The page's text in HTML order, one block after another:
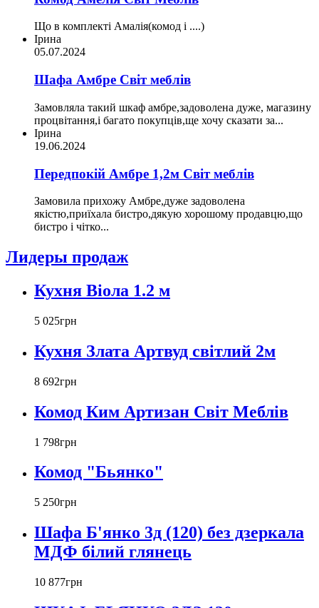
Що в комплекті Амалія(комод і ....)
Ірина
05.07.2024
Шафа Амбре Світ меблів
Замовляла такий шкаф амбре,задоволена дуже, магазину
процвітання,і багато покупців,ще хочу сказати за...
Ірина
19.06.2024
Передпокій Амбре 1,2м Світ меблів
Замовила прихожу Амбре,дуже задоволена
якістю,приїхала бистро,дякую хорошому продавцю,що
бистро і чітко...
Лидеры продаж
Кухня Віола 1.2 м
5 025грн
Кухня Злата Артвуд світлий 2м
8 692грн
Комод Ким Артизан Світ Меблів
1 798грн
Комод "Бьянко"
5 250грн
Шафа Б'янко 3д (120) без дзеркала
МДФ білий глянець
10 877грн